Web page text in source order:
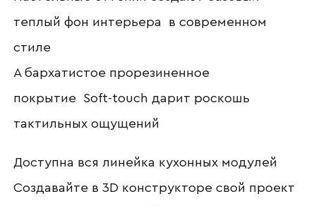
теплый фон интерьера в современном
стиле
А бархатистое прорезиненное
покрытие Soft-touch дарит роскошь
тактильных ощущений
Доступна вся линейка кухонных модулей
Создавайте в 3D конструкторе свой проект